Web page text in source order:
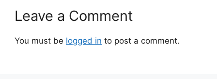
Leave a Comment
You must be logged in to post a comment.